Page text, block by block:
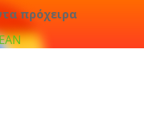
πρόχειρα